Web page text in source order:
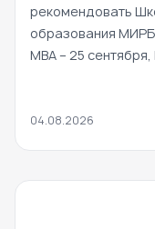
рекомендовать
образования
MBA – 25
04.08.2026